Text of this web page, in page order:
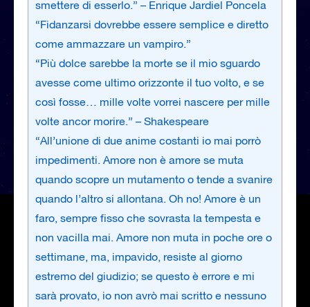
smettere di esserlo.” – Enrique Jardiel Poncela
“Fidanzarsi dovrebbe essere semplice e diretto
come ammazzare un vampiro.”
“Più dolce sarebbe la morte se il mio sguardo
avesse come ultimo orizzonte il tuo volto, e se
così fosse… mille volte vorrei nascere per mille
volte ancor morire.” – Shakespeare
“All’unione di due anime costanti io mai porrò
impedimenti. Amore non è amore se muta
quando scopre un mutamento o tende a svanire
quando l’altro si allontana. Oh no! Amore è un
faro, sempre fisso che sovrasta la tempesta e
non vacilla mai. Amore non muta in poche ore o
settimane, ma, impavido, resiste al giorno
estremo del giudizio; se questo è errore e mi
sarà provato, io non avrò mai scritto e nessuno